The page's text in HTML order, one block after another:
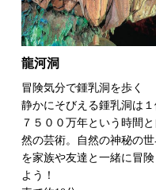
龍河洞
冒険気分で鍾乳洞を歩く
静かにそびえる鍾乳洞は
７５００万年という時間と
然の芸術。自然の神秘の世
を家族や友達と一緒に冒険
よう！